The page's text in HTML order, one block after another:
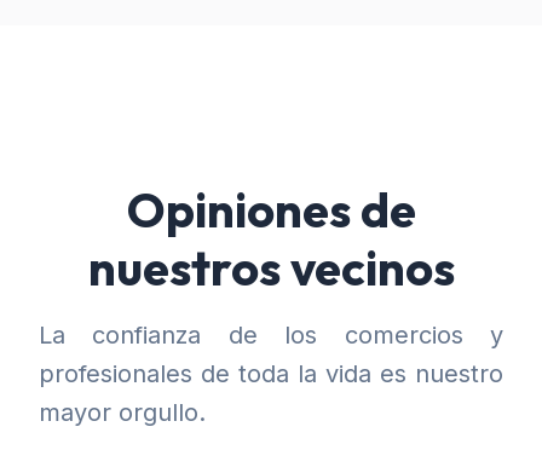
Opiniones de
nuestros vecinos
La confianza de los comercios y
profesionales de toda la vida es nuestro
mayor orgullo.